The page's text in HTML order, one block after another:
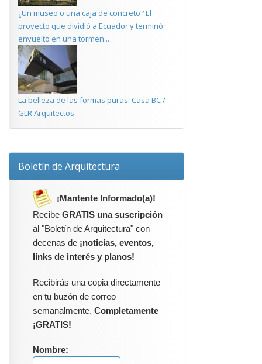
¿Un museo o una caja de concreto? El
proyecto que dividió a Ecuador y terminó
envuelto en una tormen...
La belleza de las formas puras. Casa BC /
GLR Arquitectos
Boletín de Arquitectura
¡Mantente Informado(a)!
Recibe GRATIS una suscripción
al "Boletín de Arquitectura" con
decenas de ¡noticias, eventos,
links de interés y planos!
Recibirás una copia directamente
en tu buzón de correo
semanalmente. Completamente
¡GRATIS!
Nombre: